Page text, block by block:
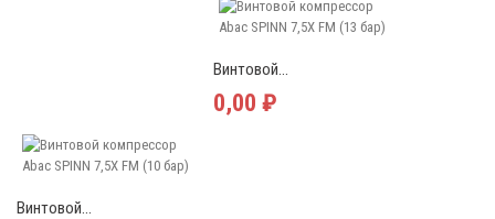
Винтовой...
0,00 ₽
Винтовой...